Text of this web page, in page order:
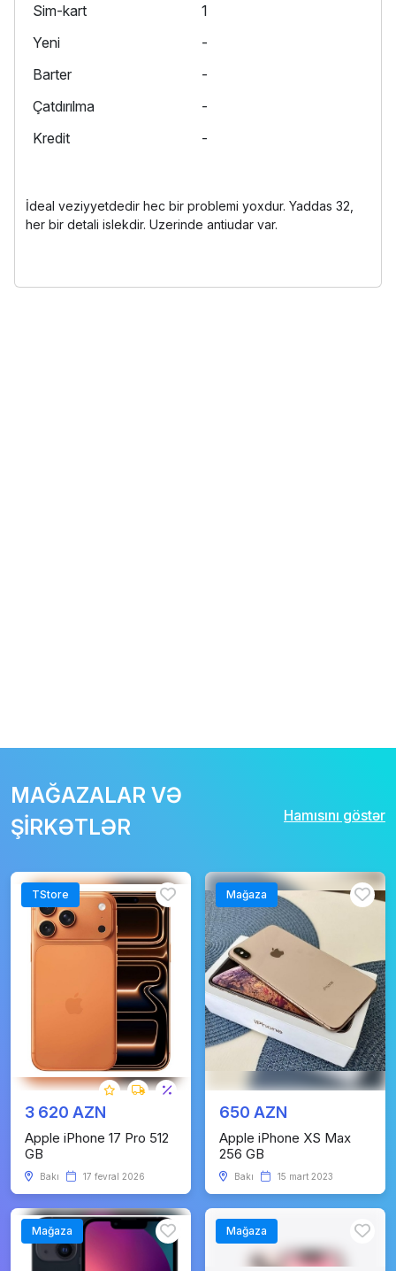
Sim-kart
1
Yeni
-
Barter
-
Çatdırılma
-
Kredit
-
İdeal veziyyetdedir hec bir problemi yoxdur. Yaddas 32,
her bir detali islekdir. Uzerinde antiudar var.
MAĞAZALAR VƏ
ŞİRKƏTLƏR
Hamısını göstər
TStore
3 620 AZN
Apple iPhone 17 Pro 512
GB
Bakı 17 fevral 2026
Mağaza
650 AZN
Apple iPhone XS Max
256 GB
Bakı 15 mart 2023
Mağaza Mağaza